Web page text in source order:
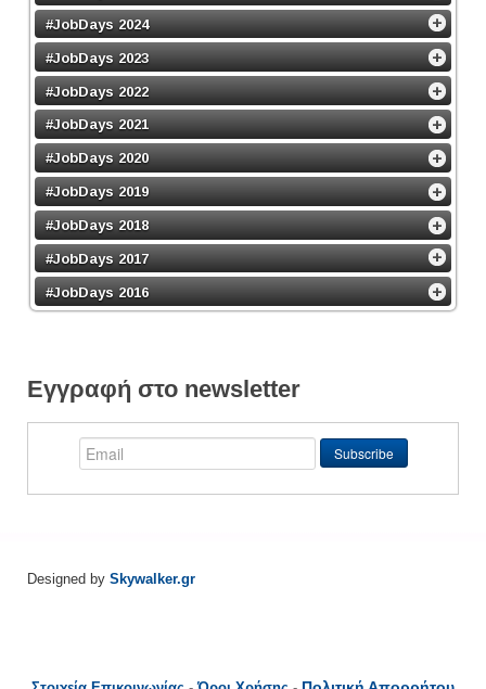
#JobDays 2024
#JobDays 2023
#JobDays 2022
#JobDays 2021
#JobDays 2020
#JobDays 2019
#JobDays 2018
#JobDays 2017
#JobDays 2016
Εγγραφή στο newsletter
Designed by Skywalker.gr